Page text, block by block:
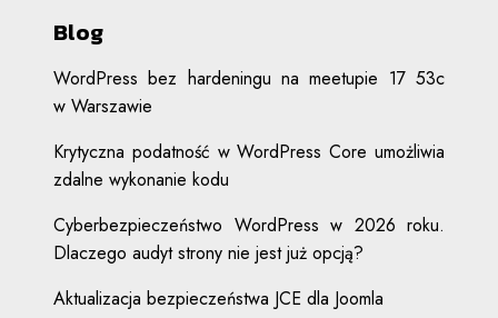
Blog
WordPress bez hardeningu na meetupie 17 53c
w Warszawie
Krytyczna podatność w WordPress Core umożliwia
zdalne wykonanie kodu
Cyberbezpieczeństwo WordPress w 2026 roku.
Dlaczego audyt strony nie jest już opcją?
Aktualizacja bezpieczeństwa JCE dla Joomla